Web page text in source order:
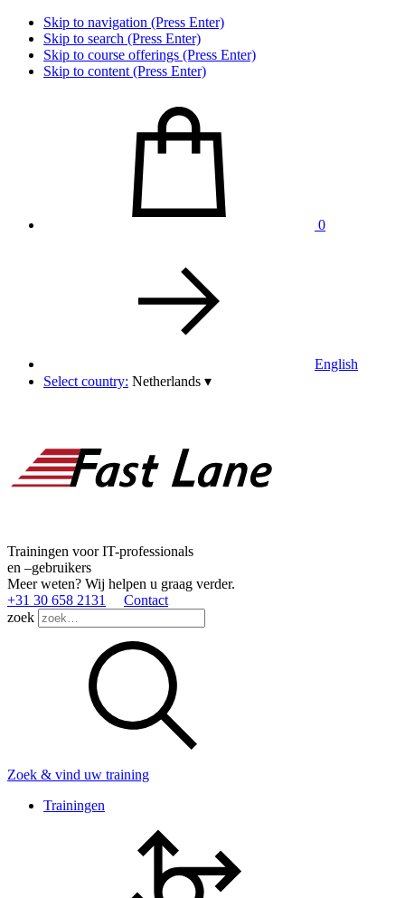
Skip to navigation (Press Enter)
Skip to search (Press Enter)
Skip to course offerings (Press Enter)
Skip to content (Press Enter)
0
English
Select country: Netherlands ▾
Trainingen voor IT-professionals
en –gebruikers
Meer weten? Wij helpen u graag verder.
+31 30 658 2131
Contact
zoek
Zoek & vind uw training
Trainingen